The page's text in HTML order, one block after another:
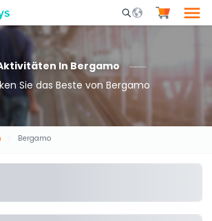
Mobile Search
In Bergamo
Sie das Beste von Bergamo
Bergamo